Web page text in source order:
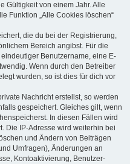
Gültigkeit von einem Jahr. Alle
Funktion „Alle Cookies löschen“
die du bei der Registrierung,
Bereich angibst. Für die
Benutzername, eine E-
Wenn durch den Betreiber
wurden, so ist dies für dich vor
Nachricht erstellst, so werden
gespeichert. Gleiches gilt, wenn
In diesen Fällen wird
Die IP-Adresse wird weiterhin bei
und Ändern von Beiträgen
Umfragen), Änderungen an
Kontoaktivierung, Benutzer-